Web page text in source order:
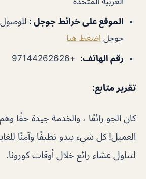
الموقع على خرائط جوجل :
جوجل اضغط هنا
رقم الهاتف:
+97144262626
تقرير متابع:
كان الجو رائعًا ، والخدمة جيدة حقًا
العميل! كل شيء يبدو نظيفًا وآمنًا
لتناول عشاء رائع خلال أوقات كورونا.